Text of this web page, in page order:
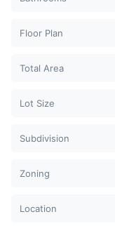
Floor Plan
Total Area
Lot Size
Subdivision
Zoning
Location